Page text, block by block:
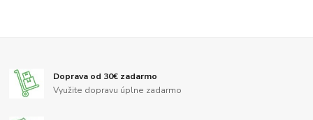
Doprava od 30€ zadarmo
Využite dopravu úplne zadarmo